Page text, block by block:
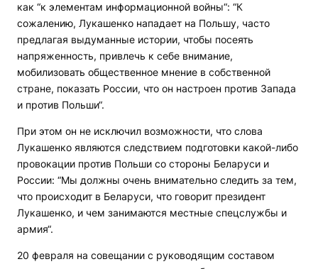
как “к элементам информационной войны“: “К
сожалению, Лукашенко нападает на Польшу, часто
предлагая выдуманные истории, чтобы посеять
напряженность, привлечь к себе внимание,
мобилизовать общественное мнение в собственной
стране, показать России, что он настроен против Запада
и против Польши“.
При этом он не исключил возможности, что слова
Лукашенко являются следствием подготовки какой-либо
провокации против Польши со стороны Беларуси и
России: “Мы должны очень внимательно следить за тем,
что происходит в Беларуси, что говорит президент
Лукашенко, и чем занимаются местные спецслужбы и
армия“.
20 февраля на совещании с руководящим составом